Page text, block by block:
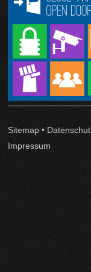
Sitemap •
Impressum